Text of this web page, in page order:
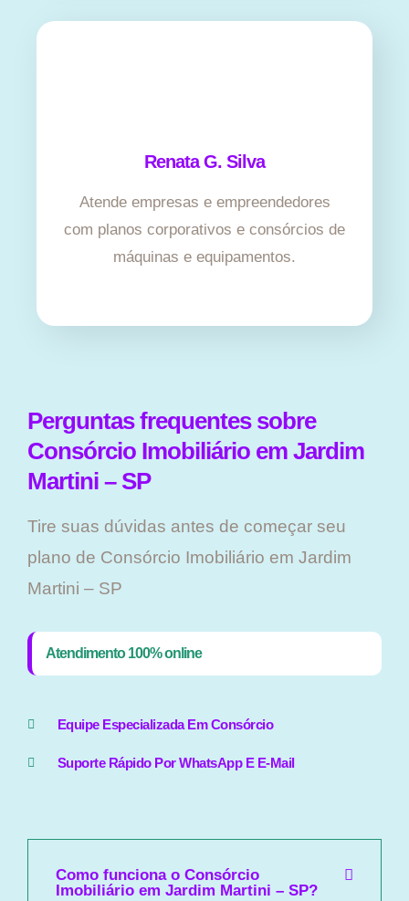
Renata G. Silva
Atende empresas e empreendedores
com planos corporativos e consórcios de
máquinas e equipamentos.
Perguntas frequentes sobre
Consórcio Imobiliário em Jardim
Martini – SP
Tire suas dúvidas antes de começar seu
plano ​de Consórcio Imobiliário em Jardim
Martini – SP
Atendimento 100% online
Equipe Especializada Em Consórcio
Suporte Rápido Por WhatsApp E E-Mail
Como funciona o Consórcio
Imobiliário em Jardim Martini – SP?